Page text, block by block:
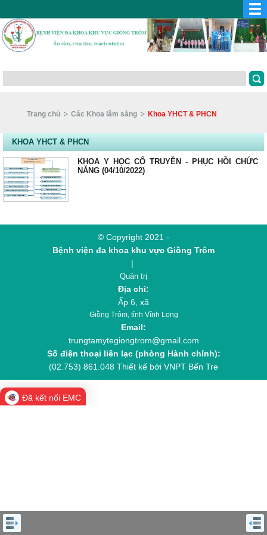
Trang chủ Các Khoa lâm sàng Khoa YHCT & PHCN
KHOA YHCT & PHCN
KHOA Y HỌC CỔ TRUYỀN - PHỤC HỒI CHỨC
NĂNG (04/10/2022)
© Copyright 2021 -
Bệnh viện đa khoa khu vực Giồng Trôm
|
Quản trị
Địa chỉ:
Ấp 6, xã
Giồng Trôm, tỉnh Vĩnh Long
Email:
trungtamytegiongtrom@gmail.com
Số điện thoại liên lạc (phòng Hành chính):
(02.753) 861.048 Thiết kế bởi VNPT Bến Tre
Đã kết nối EMC